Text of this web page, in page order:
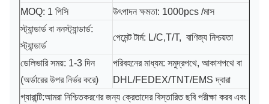
MOQ: 1 পিসি
উৎপাদন ক্ষমতা: 1000pcs /মাস
স্ট্যান্ডার্ড বা ননস্ট্যান্ডার্ড:
স্ট্যান্ডার্ড
পেমেন্ট টার্ম: L/C,T/T, বাণিজ্য নিশ্চয়তা
ডেলিভারি সময়: 1-3 দিন
(অর্ডারের উপর নির্ভর করে)
পরিবহনের মাধ্যম: সমুদ্রপথে, আকাশপথে বা
DHL/FEDEX/TNT/EMS দ্বারা
গ্যারান্টি:আমরা নিশ্চিতকরণের জন্য ক্রেতাদের বিস্তারিত ছবি পরীক্ষা করব এবং